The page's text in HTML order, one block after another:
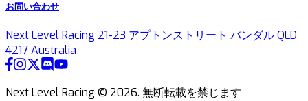
お問い合わせ
Next Level Racing 21-23 アプトンストリート バンダル QLD
4217 Australia
Next Level Racing © 2026. 無断転載を禁じます